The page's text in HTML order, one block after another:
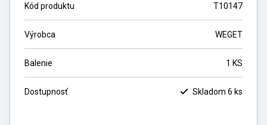
Kód produktu T10147
Výrobca WEGET
Balenie 1 KS
Dostupnosť Skladom 6 ks